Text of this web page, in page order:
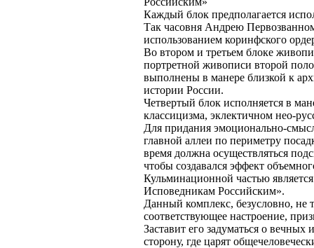
Каждый блок предполагается
Так часовня Андрею
использованием коринфского
Во втором и третьем блоке
портретной живописи второй
выполнены в манере близкой к
истории России.
Четвертый блок исполняется в
классицизма, эклектичном нео-
Для придания эмоционально-
главной аллеи по периметру
время должна осуществляться
чтобы создавался эффект
Кульминационной частью
Исповедникам Российским».
Данный комплекс, безусловно, не
соответствующее настроение,
Заставит его задуматься о
сторону, где царят